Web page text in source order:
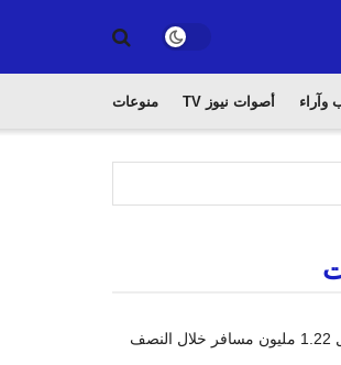
وآراء أصوات نيوز TV منوعات
مطار الرباط-سلا يستقبل 1.22 مليون مسافر خلال النصف